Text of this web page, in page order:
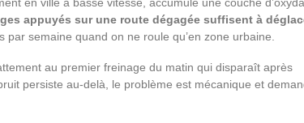
appuyés sur une route dégagée suffisent à
par semaine quand on ne roule qu’en zone urbaine.
au premier freinage du matin qui disparaît après
persiste au-delà, le problème est mécanique et